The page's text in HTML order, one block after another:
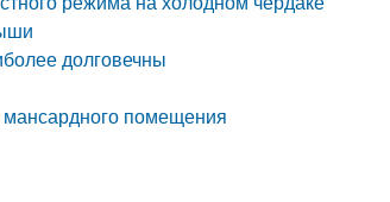
долговечны
мансардного помещения